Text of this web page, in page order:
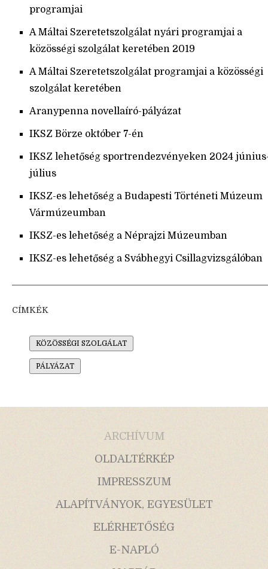
programjai
A Máltai Szeretetszolgálat nyári programjai a
közösségi szolgálat keretében 2019
A Máltai Szeretetszolgálat programjai a közösségi
szolgálat keretében
Aranypenna novellaíró-pályázat
IKSZ Börze október 7-én
IKSZ lehetőség sportrendezvényeken 2024
július
IKSZ-es lehetőség a Budapesti Történeti Múzeum
Vármúzeumban
IKSZ-es lehetőség a Néprajzi Múzeumban
IKSZ-es lehetőség a Svábhegyi Csillagvizsgálóban
CÍMKÉK
KÖZÖSSÉGI SZOLGÁLAT
PÁLYÁZAT
ARCHÍVUM
OLDALTÉRKÉP
IMPRESSZUM
ALAPÍTVÁNYOK, EGYESÜLET
ELÉRHETŐSÉG
E-NAPLÓ